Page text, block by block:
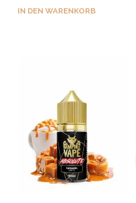
IN DEN WARENKORB